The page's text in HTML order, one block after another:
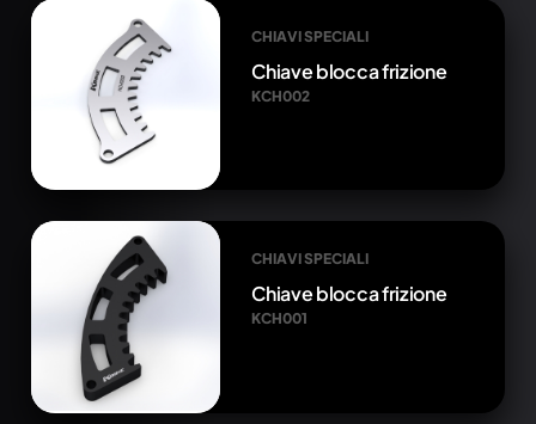
CHIAVI SPECIALI
Chiave blocca frizione
KCH002
CHIAVI SPECIALI
Chiave blocca frizione
KCH001